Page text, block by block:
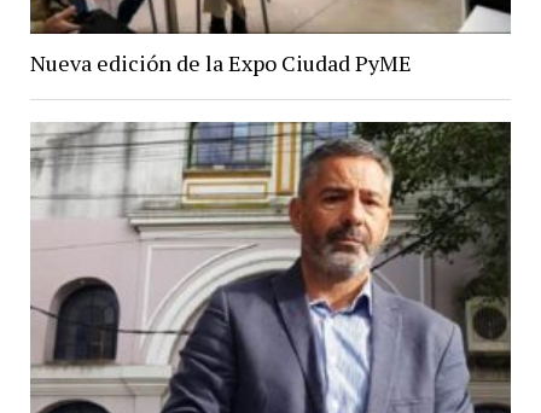
Nueva edición de la Expo Ciudad PyME